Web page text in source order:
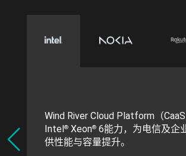
Wind River Cloud Platform（
Intel® Xeon® 6能力，为电信及企
供性能与容量提升。